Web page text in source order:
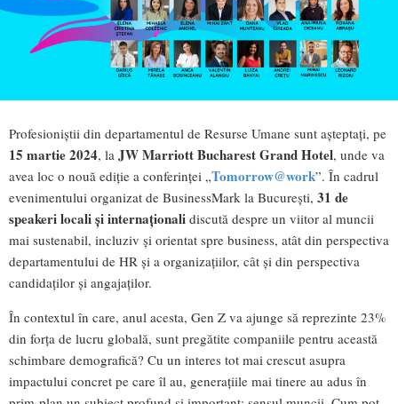
Profesioniștii din departamentul de Resurse Umane sunt așteptați, pe
15 martie 2024, la JW Marriott Bucharest Grand Hotel, unde va
avea loc o nouă ediție a conferinței „Tomorrow@work”. În cadrul
evenimentului organizat de BusinessMark la București, 31 de
speakeri locali și internaționali discută despre un viitor al muncii
mai sustenabil, incluziv și orientat spre business, atât din perspectiva
departamentului de HR și a organizațiilor, cât și din perspectiva
candidaților și angajaților.
În contextul în care, anul acesta, Gen Z va ajunge să reprezinte 23%
din forța de lucru globală, sunt pregătite companiile pentru această
schimbare demografică? Cu un interes tot mai crescut asupra
impactului concret pe care îl au, generațiile mai tinere au adus în